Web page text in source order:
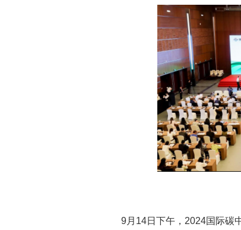
9月14日下午，2024国际碳